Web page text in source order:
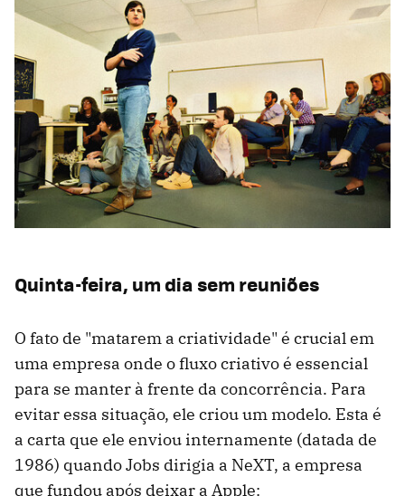
Quinta-feira, um dia sem reuniões
O fato de "matarem a criatividade" é crucial em
uma empresa onde o fluxo criativo é essencial
para se manter à frente da concorrência. Para
evitar essa situação, ele criou um modelo. Esta é
a carta que ele enviou internamente (datada de
1986) quando Jobs dirigia a NeXT, a empresa
que fundou após deixar a Apple: